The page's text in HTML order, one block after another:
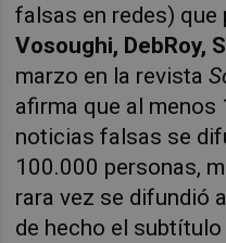
falsas en redes) que
Vosoughi, DebRoy,
marzo en la revista
afirma que al menos
noticias falsas se
100.000 personas,
rara vez se difundió
de hecho el